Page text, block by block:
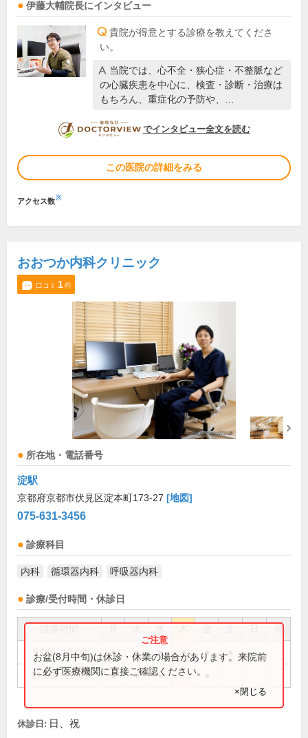
伊藤大輔院長にインタビュー
貴院が得意とする診療を教えてくださ
い。
当院では、心不全・狭心症・不整脈など
の心臓疾患を中心に、検査・診断・治療は
もちろん、重症化の予防や、…
DOCTORVIEW
でインタビュー全文を読む
この医院の詳細をみる
アクセス数※
おおつか内科クリニック
口コミ 1件
所在地・電話番号
淀駅
京都府京都市伏見区淀本町173-27 [地図]
075-631-3456
診療科目
内科 循環器内科 呼吸器内科
診療/受付時間・休診日
祝
9:00～13:00 ● ● ● ● ●
17:00～20:00 ● ● ●
お盆(8月中旬)は休診・休業の場合があります。来院前
に必ず医療機関に直接ご確認ください。
×閉じる
休診日: 日、祝